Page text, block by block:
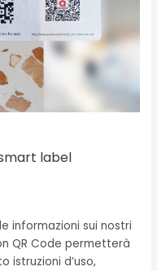
label
informazioni sui nostri
QR Code permetterà
istruzioni d’uso,